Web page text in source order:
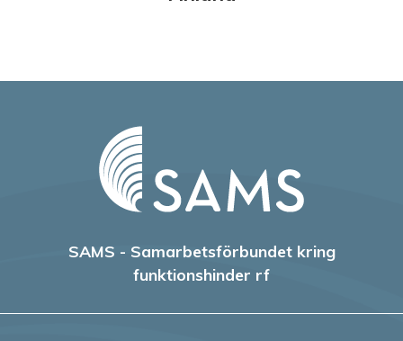
SAMS - Samarbetsförbundet kring
funktionshinder rf